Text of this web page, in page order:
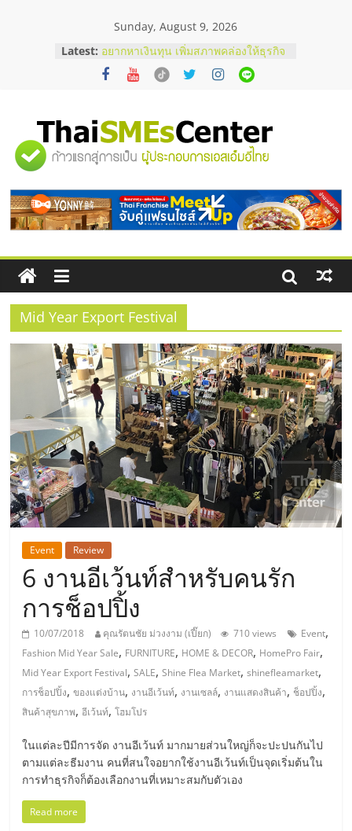
Sunday, August 9, 2026
Latest: อยากหาเงินทุน เพิ่มสภาพคล่องให้ธุรกิจ
เริ่มยังไงให้ผ่านฉลุย
สัมมนาออนไลน์ โอกาสบริหารสถานี
ThaiFranchise Meet Up จับคู่แฟรน
ไชส์ ครั้งที่ 8
ร้านเครื่องเสียงคุณภาพสูง พร้อม
บริษัท Cybersecurity ในไทยที่ไหนดี?
วิธีเลือกผู้ให้บริการให้คุ้มค่าและตอบ
โจทย์ธุรกิจ
"ศูนย์
รวม
ข้อมูล
ธุรกิจ
SME
แห่ง
ประเทศไทย,
ThaiSMEsCenter,
รวม
ธุรกิจ
เอ
ส
เอ็
มอี
ไทย,
SMEs,
Mid Year Export Festival
Event Review
6 งานอีเว้นท์สำหรับคนรัก
การช็อปปิ้ง
10/07/2018 คุณรัตนชัย ม่วงงาม (เปี๊ยก) 710 views Event,
Fashion Mid Year Sale, FURNITURE, HOME & DECOR, HomePro Fair,
Mid Year Export Festival,SALE,Shine Flea Market,shinefleamarket,
การช็อปปิ้ง,ของแต่งบ้าน, งานอีเว้นท์, งานเซลล์, งานแสดงสินค้า, ช็อปปิ้ง,
สินค้าสุขภาพ,อีเว้นท์,โฮมโปร
ในแต่ละปีมีการจัด งานอีเว้นท์ มากมายส่วนใหญ่ก็จะปะปนกันไป
ตามแต่ละธีมงาน คนที่สนใจอยากใช้งานอีเว้นท์เป็นจุดเริ่มต้นใน
การทำธุรกิจก็ต้องเลือกงานที่เหมาะสมกับตัวเอง
Read more